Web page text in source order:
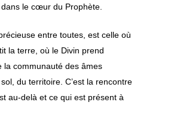
le cœur du Prophète.
entre toutes, est celle où
la terre, où le Divin prend
la communauté des âmes
du territoire. C’est la rencontre
au-delà et ce qui est présent à